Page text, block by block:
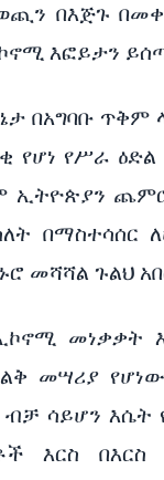
በእጅጉ
እፎይታን
በአግባቡ ጥቅም
የሆነ የሥራ
ኢትዮጵያን ጨምሮ
በማስተሳሰር
መሻሻል ጉልህ
መነቃቃት
መሣሪያ
ብቻ ሳይሆን
እርስ በእርስ